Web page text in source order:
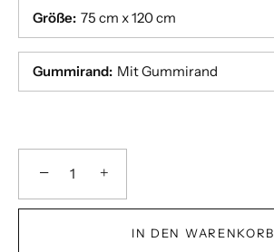
Größe: 75 cm x 120 cm
Gummirand: Mit Gummirand
− +
IN DEN WARENKORB